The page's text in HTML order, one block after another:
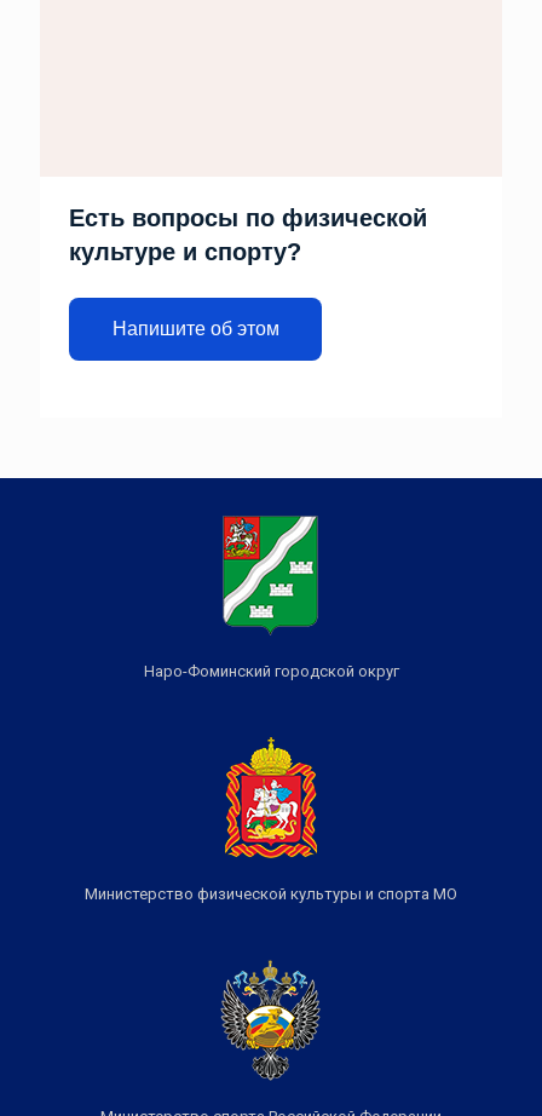
Есть вопросы по физической
культуре и спорту?
Напишите об этом
Наро-Фоминский городской округ
Министерство физической культуры и спорта МО